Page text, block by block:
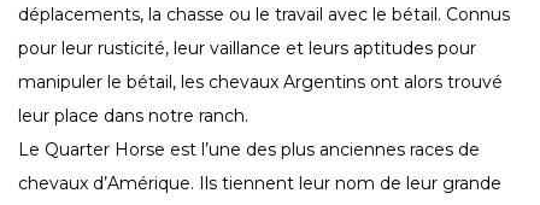
déplacements, la chasse ou le travail avec le bétail. Connus
pour leur rusticité, leur vaillance et leurs aptitudes pour
manipuler le bétail, les chevaux Argentins ont alors trouvé
leur place dans notre ranch.
Le Quarter Horse est l’une des plus anciennes races de
chevaux d’Amérique. Ils tiennent leur nom de leur grande